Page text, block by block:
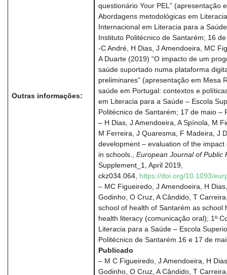
Outras informações:
questionário Your PEL” (apresentação
Abordagens metodológicas em
Internacional em Literacia para a
Instituto Politécnico de Santarém; 16
-C André, H Dias, J Amendoeira, MC
A Duarte (2019) “O impacto de um
saúde suportado numa plataforma
preliminares” (apresentação em Mesa
saúde em Portugal: contextos e
em Literacia para a Saúde – Escola
Politécnico de Santarém; 17 de maio –
– H Dias, J Amendoeira, A Spínola, M
M Ferreira, J Quaresma, F Madeira, J
development – evaluation of the
in schools., European Journal of Public
Supplement_1, April 2019,
ckz034.064, https://doi.org/10.1093/
– MC Figueiredo, J Amendoeira, H
Godinho, O Cruz, A Cândido, T
school of health of Santarém as school
health literacy (comunicação oral); 1º
Literacia para a Saúde – Escola
Politécnico de Santarém.16 e 17 de
Publicado
– M C Figueiredo, J Amendoeira, H
Godinho, O Cruz, A Cândido, T